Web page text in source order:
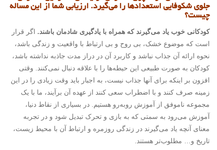
جلوی شکوفایی استعدادها را می‌گیرد. ارزیابی شما از این مساله
چیست؟
کودکانی خوب یاد می‌گیرند که همراه با یادگیری شادمان باشند. اگر قرار
است که موضوع خشک، بی روح و بی ارتباط با واقعیت و زندگی باشد،
نحوه ارائه آن جذاب نباشد و کاربرد آن در دراز مدت جاذبه نداشته باشد،
کودکان به صورت طبیعی این حیطه‌ها را با علاقه دنبال نمی‌کنند. وقتی
افزون بر اینکه برای آنها جذاب نیست، به اجبار باید وقت زیادی را در این
زمینه صرف کنند و با اضطراب سعی کنند از عهده آن برآیند، ما با یک
مجموعه ناموفق از آموزش روبه‌رو هستیم. در بسیاری از نقاط دنیا،
آموزش می‌رود به سمتی که به بازی و تحرک تبدیل شود و در تجربه
معنای آنچه یاد می‌گیرند در زندگی روزمره و ارتباط آن با محیط زیست،
تاریخ و… مطلوب‌تر هستند.